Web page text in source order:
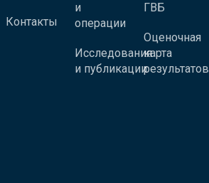
Контакты
и
операции
Исследования
и публикации
ГВБ
Оценочная
карта
результатов